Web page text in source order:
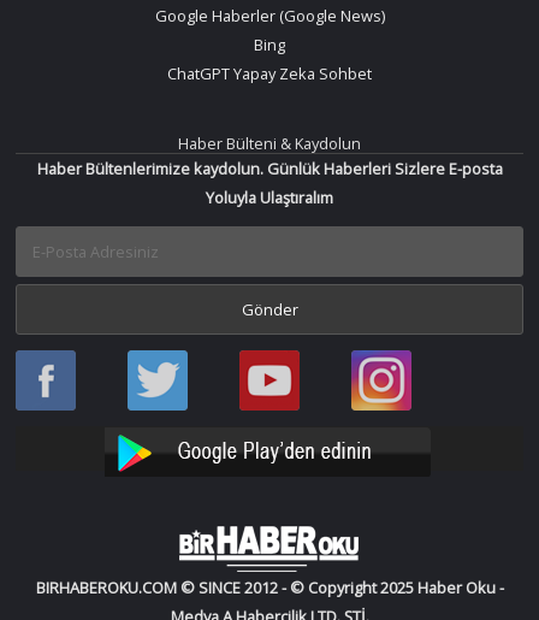
Google Haberler (Google News)
Bing
ChatGPT Yapay Zeka Sohbet
Haber Bülteni & Kaydolun
Haber Bültenlerimize kaydolun. Günlük Haberleri Sizlere E-posta
Yoluyla Ulaştıralım
Haber
Oku
Haber
Oku
Bir
Haber
YouTube
Bir
Haber
Instagram
BIRHABEROKU.COM © SINCE 2012 - © Copyright 2025 Haber Oku -